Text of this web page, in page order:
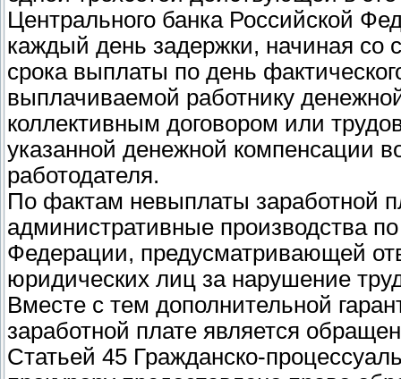
Центрального банка Российской
каждый день задержки, начиная со
срока выплаты по день
выплачиваемой работнику
коллективным договором или
указанной денежной компенсации
работодателя.
По фактам невыплаты заработной
административные производства
Федерации, предусматривающей
юридических лиц за нарушение
Вместе с тем дополнительной
заработной плате является
Статьей 45 Гражданско-